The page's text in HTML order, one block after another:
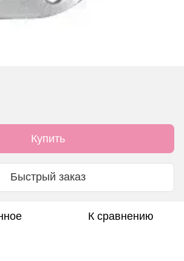
Купить
Быстрый заказ
К сравнению